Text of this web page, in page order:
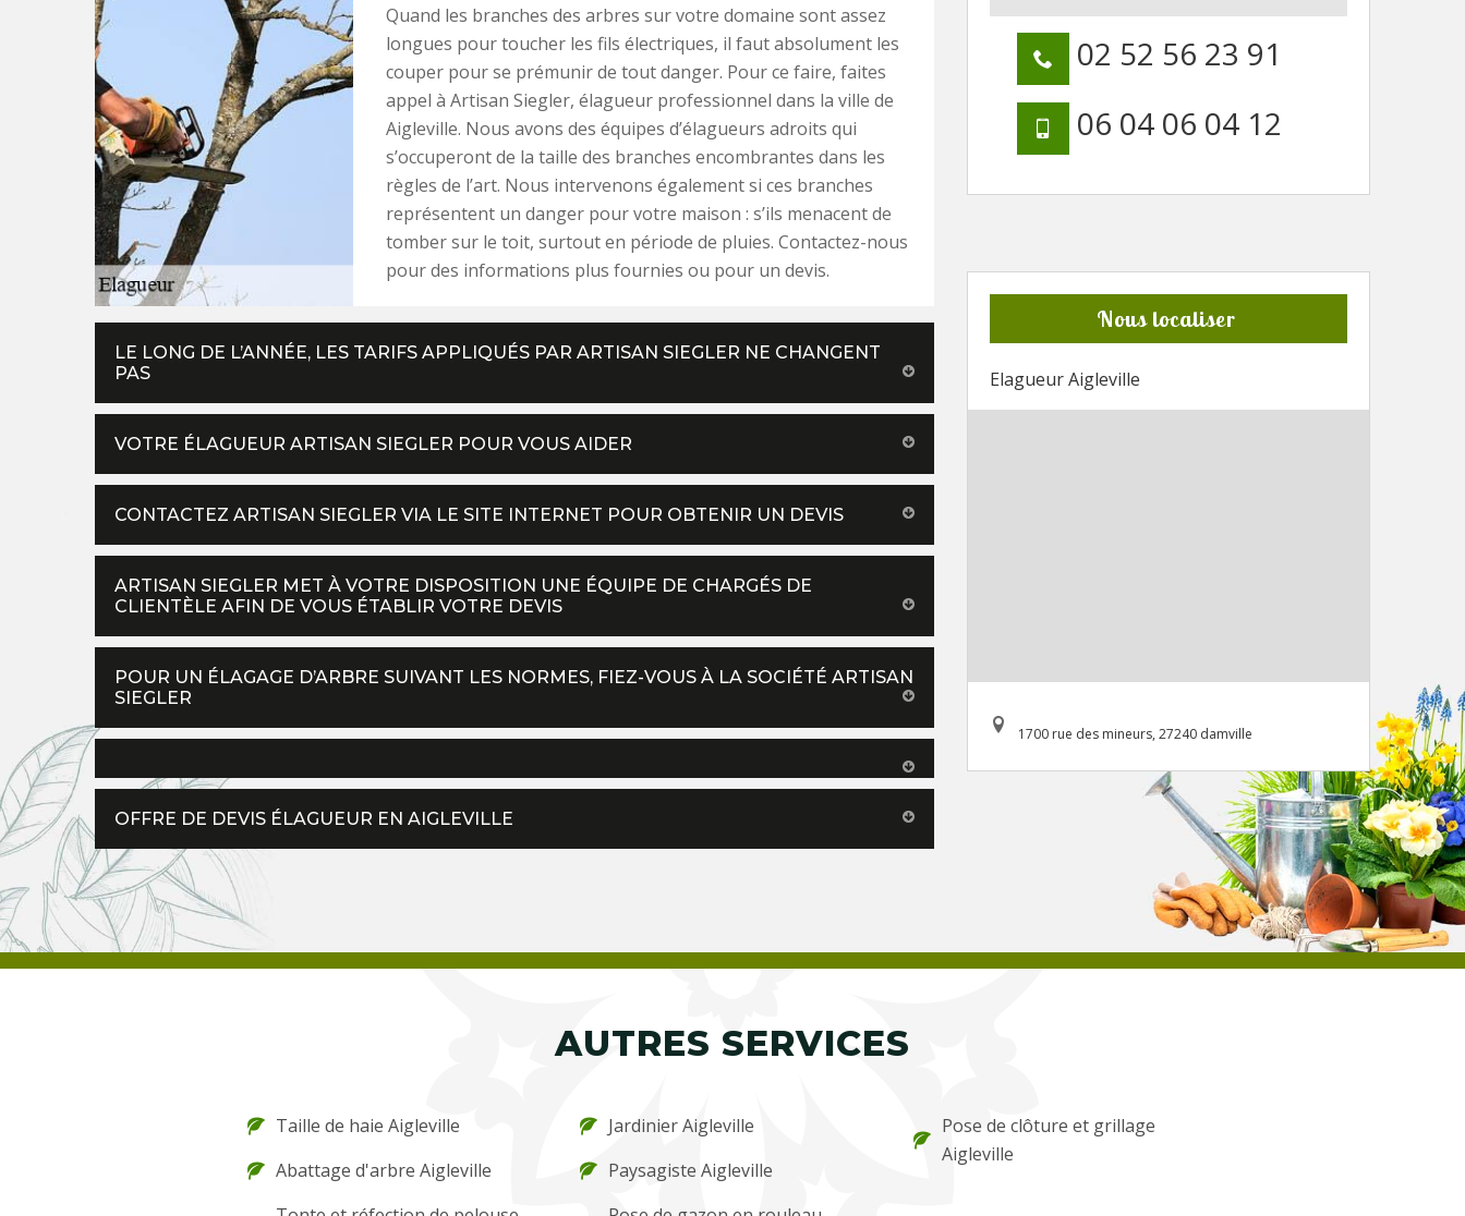
Quand les branches des arbres sur votre domaine sont assez
longues pour toucher les fils électriques, il faut absolument les
couper pour se prémunir de tout danger. Pour ce faire, faites
appel à Artisan Siegler, élagueur professionnel dans la ville de
Aigleville. Nous avons des équipes d’élagueurs adroits qui
s’occuperont de la taille des branches encombrantes dans les
règles de l’art. Nous intervenons également si ces branches
représentent un danger pour votre maison : s’ils menacent de
tomber sur le toit, surtout en période de pluies. Contactez-nous
pour des informations plus fournies ou pour un devis.
LE LONG DE L’ANNÉE, LES TARIFS APPLIQUÉS PAR ARTISAN SIEGLER NE CHANGENT
PAS
VOTRE ÉLAGUEUR ARTISAN SIEGLER POUR VOUS AIDER
CONTACTEZ ARTISAN SIEGLER VIA LE SITE INTERNET POUR OBTENIR UN DEVIS
ARTISAN SIEGLER MET À VOTRE DISPOSITION UNE ÉQUIPE DE CHARGÉS DE
CLIENTÈLE AFIN DE VOUS ÉTABLIR VOTRE DEVIS
POUR UN ÉLAGAGE D’ARBRE SUIVANT LES NORMES, FIEZ-VOUS À LA SOCIÉTÉ ARTISAN
SIEGLER
OFFRE DE DEVIS ÉLAGUEUR EN AIGLEVILLE
02 52 56 23 91
06 04 06 04 12
Nous localiser
Elagueur Aigleville
1700 rue des mineurs, 27240 damville
AUTRES SERVICES
Taille de haie Aigleville
Abattage d'arbre Aigleville
Jardinier Aigleville
Paysagiste Aigleville
Pose de clôture et grillage
Aigleville